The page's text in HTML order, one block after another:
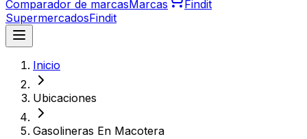
Comparador de marcasMarcas
Findit
SupermercadosFindit
Inicio
Ubicaciones
Gasolineras En Macotera